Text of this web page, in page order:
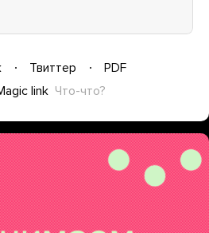
Твиттер
PDF
link Что-что?